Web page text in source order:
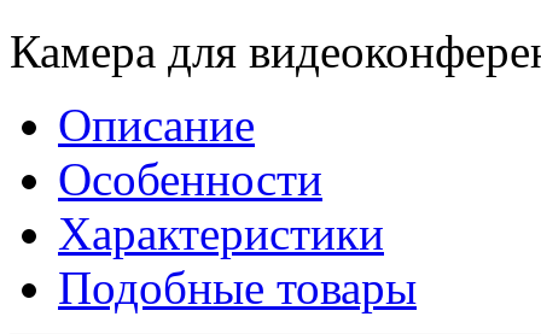
Камера для
Описание
Особенности
Характеристики
Подобные товары